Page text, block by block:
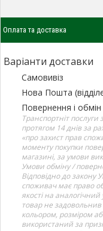
Оплата та доставка
Варіанти доставки
Самовивіз
Нова Пошта
Повернення і обмін
Транспортніт
протягом 14 днів за
«про захист прав
моменту покупки
магазині, за умови
Умови обміну /
Відповідно до закону
споживач має право
якості на
товар не
кольором, розміром
використаний за